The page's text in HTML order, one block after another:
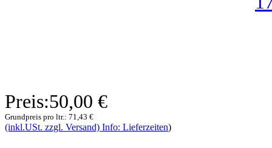
Preis:50,00 €
Grundpreis pro ltr.: 71,43 €
(inkl.USt. zzgl. Versand) Info: Lieferzeiten)